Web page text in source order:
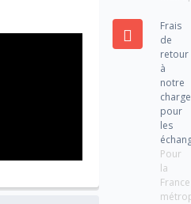
Frais
de
retour
à
notre
charge
pour
les
Pour
la
France